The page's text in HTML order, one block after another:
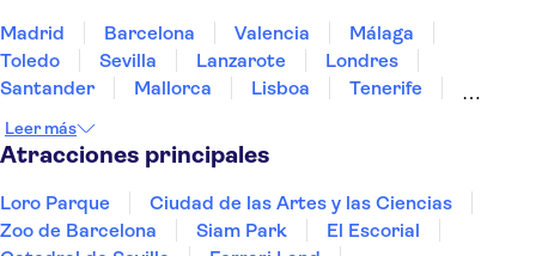
Madrid Barcelona Valencia
Málaga
Toledo
Sevilla Lanzarote
Londres
Santander
Mallorca Lisboa
Tenerife
Bilbao
Menorca Granada
Leer más
Atracciones principales
Loro Parque
Ciudad de las Artes y las Ciencias
Zoo de Barcelona
Siam Park
El Escorial